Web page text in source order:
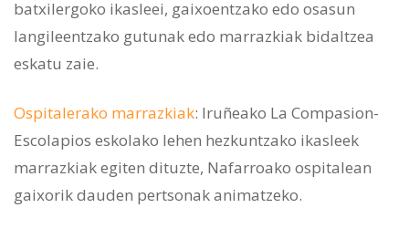
batxilergoko ikasleei, gaixoentzako edo osasun
langileentzako gutunak edo marrazkiak bidaltzea
eskatu zaie.
Ospitalerako marrazkiak: Iruñeako La Compasion-
Escolapios eskolako lehen hezkuntzako ikasleek
marrazkiak egiten dituzte, Nafarroako ospitalean
gaixorik dauden pertsonak animatzeko.